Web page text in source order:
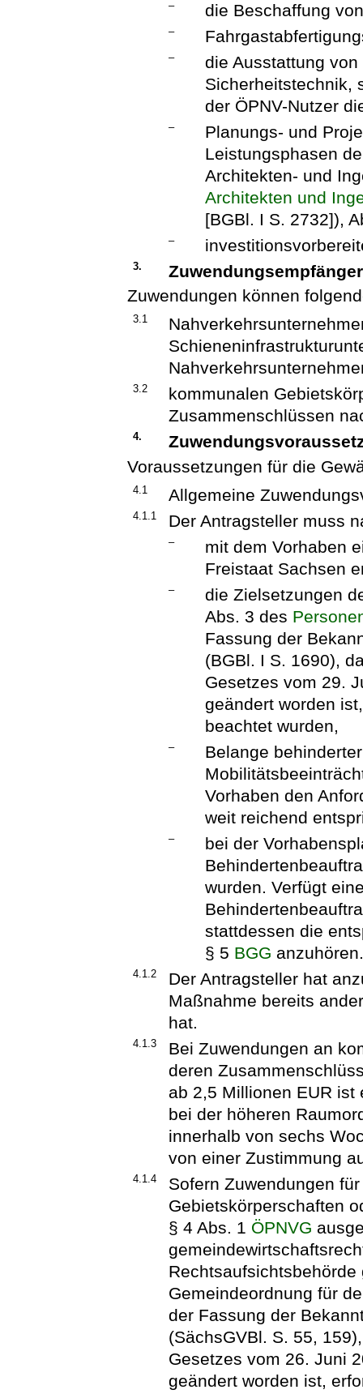
– die Beschaffung
–
–
die Ausstattung
Sicherheitstechnik,
der ÖPNV-Nutzer
–
Planungs- und
Leistungsphasen
Architekten- und
Architekten und
[BGBl. I S. 2732]),
–
3.
Zuwendungsempfänger
Zuwendungen können
3.1
3.2
kommunalen
Zusammenschlüssen
4.
Voraussetzungen für die
4.1 Allgemeine
4.1.1 Der Antragsteller muss
–
mit dem Vorhaben
Freistaat Sachsen
–
die Zielsetzungen
Abs. 3 des
Fassung der
(BGBl. I S. 1690),
Gesetzes vom 29.
geändert worden
beachtet wurden,
–
Belange
Vorhaben den
weit reichend
–
bei der
wurden. Verfügt
stattdessen die
§ 5 BGG
4.1.2
Der Antragsteller hat
Maßnahme bereits
hat.
4.1.3
Bei Zuwendungen an
deren
ab 2,5 Millionen EUR
bei der höheren
innerhalb von sechs
von einer Zustimmung
4.1.4
Sofern Zuwendungen
Gebietskörperschaften
§ 4 Abs. 1 ÖPNVG
Gemeindeordnung für
der Fassung der
(SächsGVBl. S. 55,
Gesetzes vom 26. Juni
geändert worden ist,